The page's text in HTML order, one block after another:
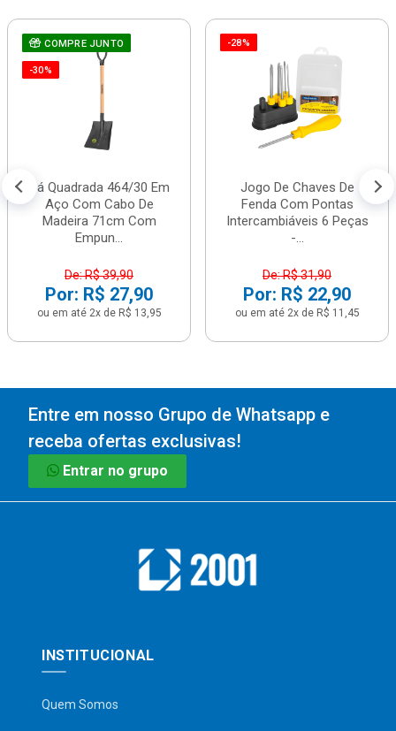
COMPRE JUNTO
-30%
Pá Quadrada 464/30 Em
Aço Com Cabo De
Madeira 71cm Com
Empun...
De: R$ 39,90
Por: R$ 27,90
ou em até 2x de R$ 13,95
-28%
Jogo De Chaves De
Fenda Com Pontas
Intercambiáveis 6 Peças
-...
De: R$ 31,90
Por: R$ 22,90
ou em até 2x de R$ 11,45
Entre em nosso Grupo de Whatsapp e
receba ofertas exclusivas!
Entrar no grupo
INSTITUCIONAL
Quem Somos